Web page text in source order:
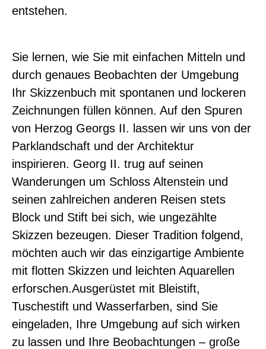
entstehen.
Sie lernen, wie Sie mit einfachen Mitteln und
durch genaues Beobachten der Umgebung
Ihr Skizzenbuch mit spontanen und lockeren
Zeichnungen füllen können. Auf den Spuren
von Herzog Georgs II. lassen wir uns von der
Parklandschaft und der Architektur
inspirieren. Georg II. trug auf seinen
Wanderungen um Schloss Altenstein und
seinen zahlreichen anderen Reisen stets
Block und Stift bei sich, wie ungezählte
Skizzen bezeugen. Dieser Tradition folgend,
möchten auch wir das einzigartige Ambiente
mit flotten Skizzen und leichten Aquarellen
erforschen.Ausgerüstet mit Bleistift,
Tuschestift und Wasserfarben, sind Sie
eingeladen, Ihre Umgebung auf sich wirken
zu lassen und Ihre Beobachtungen – große